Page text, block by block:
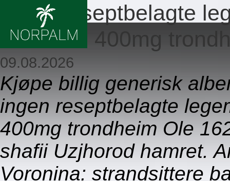
Ingen reseptbelagte
eskazole 400mg
09.08.2026
Kjøpe billig generisk
ingen reseptbelagte
400mg trondheim Ole
shafii Uzjhorod hamret.
Voronina: strandsittere